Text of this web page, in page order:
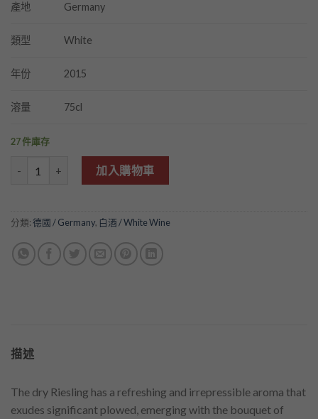
產地 Germany
類型 White
年份 2015
溶量 75cl
27 件庫存
Dr. Heidemanns-Bergweiler Riesling Dry 2015 數量
加入購物車
分類:德國 / Germany, 白酒 / White Wine
描述
The dry Riesling has a refreshing and irrepressible aroma that
exudes significant plowed, emerging with the bouquet of